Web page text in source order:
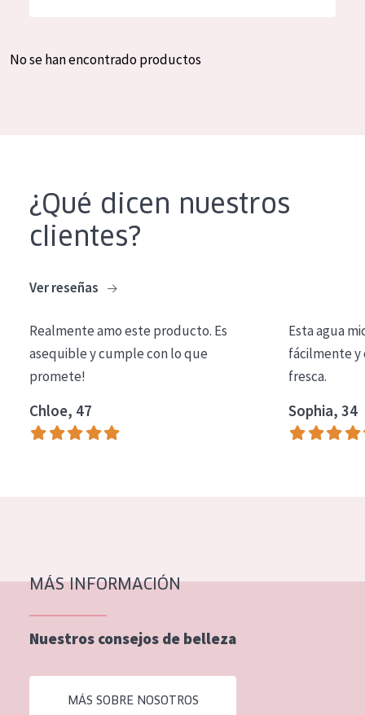
Crema de día
Crema de noche
Limpieza
COLECCIÓN
Essentials
Lift+
Piel normal y seca
Piel mixata o grasa
Piel madura
Piel expuesta al sol
Piel menopáusica
Spanish
No se han encontrado productos
¿Qué dicen nuestros
clientes?
Ver reseñas
Realmente amo este producto. Es
asequible y cumple con lo que
promete!
Chloe, 47
Esta agua
fácilmente y
fresca.
Sophia, 34
MÁS INFORMACIÓN
Nuestros consejos de belleza
MÁS SOBRE NOSOTROS